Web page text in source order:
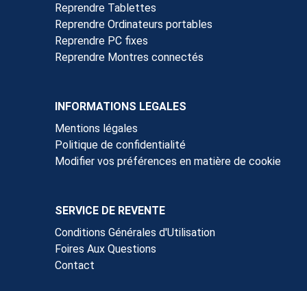
Reprendre Tablettes
Reprendre Ordinateurs portables
Reprendre PC fixes
Reprendre Montres connectés
INFORMATIONS LEGALES
Mentions légales
Politique de confidentialité
Modifier vos préférences en matière de cookie
SERVICE DE REVENTE
Conditions Générales d'Utilisation
Foires Aux Questions
Contact